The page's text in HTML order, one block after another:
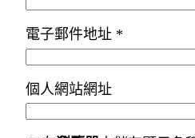
電子郵件地址 *
個人網站網址